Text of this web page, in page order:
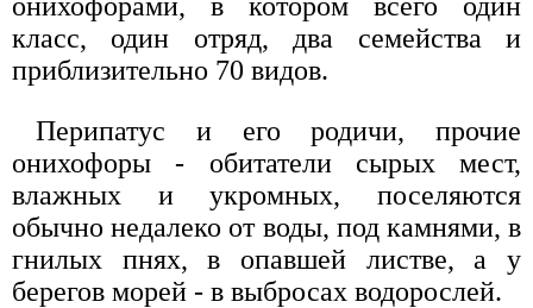
класс, один отряд, два семейства и
приблизительно 70 видов.
Перипатус и его родичи, прочие
онихофоры - обитатели сырых мест,
влажных и укромных, поселяются
обычно недалеко от воды, под камнями, в
гнилых пнях, в опавшей листве, а у
берегов морей - в выбросах водорослей.